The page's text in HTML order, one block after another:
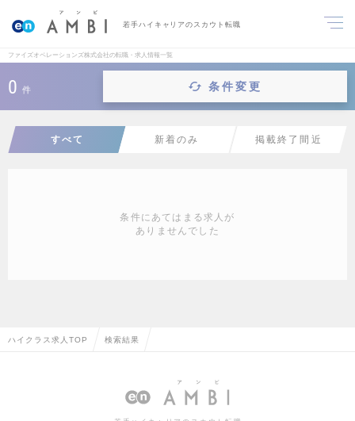
若手ハイキャリアのスカウト転職
ファイズオペレーションズ株式会社の転職・求人情報一覧
0 件 条件変更
すべて 新着のみ 掲載終了間近
条件にあてはまる求人が
ありませんでした
ハイクラス求人TOP 検索結果